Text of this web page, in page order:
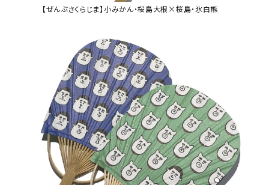
【ぜんぶさくらじま】小みかん・桜島大根×桜島・氷白熊